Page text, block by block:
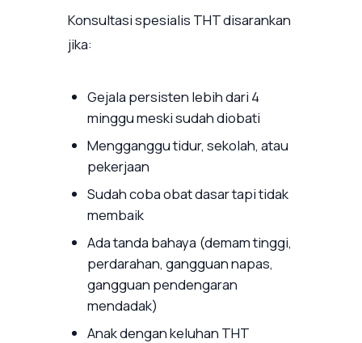
Konsultasi spesialis THT disarankan
jika:
Gejala persisten lebih dari 4
minggu meski sudah diobati
Mengganggu tidur, sekolah, atau
pekerjaan
Sudah coba obat dasar tapi tidak
membaik
Ada tanda bahaya (demam tinggi,
perdarahan, gangguan napas,
gangguan pendengaran
mendadak)
Anak dengan keluhan THT